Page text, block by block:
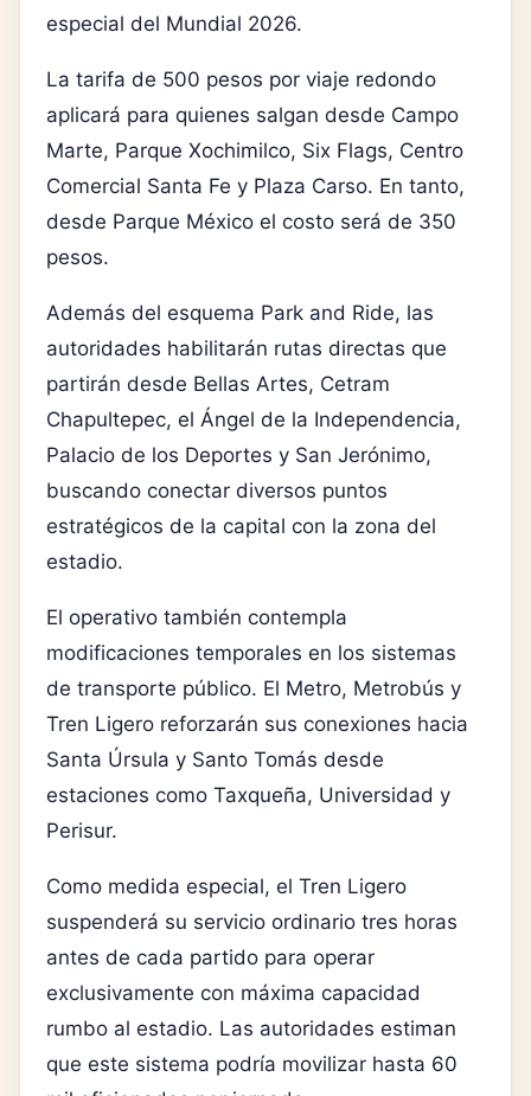
especial del Mundial 2026.
La tarifa de 500 pesos por viaje redondo
aplicará para quienes salgan desde Campo
Marte, Parque Xochimilco, Six Flags, Centro
Comercial Santa Fe y Plaza Carso. En tanto,
desde Parque México el costo será de 350
pesos.
Además del esquema Park and Ride, las
autoridades habilitarán rutas directas que
partirán desde Bellas Artes, Cetram
Chapultepec, el Ángel de la Independencia,
Palacio de los Deportes y San Jerónimo,
buscando conectar diversos puntos
estratégicos de la capital con la zona del
estadio.
El operativo también contempla
modificaciones temporales en los sistemas
de transporte público. El Metro, Metrobús y
Tren Ligero reforzarán sus conexiones hacia
Santa Úrsula y Santo Tomás desde
estaciones como Taxqueña, Universidad y
Perisur.
Como medida especial, el Tren Ligero
suspenderá su servicio ordinario tres horas
antes de cada partido para operar
exclusivamente con máxima capacidad
rumbo al estadio. Las autoridades estiman
que este sistema podría movilizar hasta 60